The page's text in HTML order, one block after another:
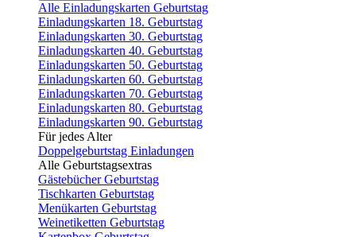
Alle Einladungskarten Geburtstag
Einladungskarten 18. Geburtstag
Einladungskarten 30. Geburtstag
Einladungskarten 40. Geburtstag
Einladungskarten 50. Geburtstag
Einladungskarten 60. Geburtstag
Einladungskarten 70. Geburtstag
Einladungskarten 80. Geburtstag
Einladungskarten 90. Geburtstag
Für jedes Alter
Doppelgeburtstag Einladungen
Alle Geburtstagsextras
Gästebücher Geburtstag
Tischkarten Geburtstag
Menükarten Geburtstag
Weinetiketten Geburtstag